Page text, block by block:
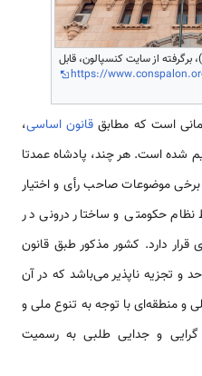
سیاست و حکومت در اسپانیا (1403)، برگرفته از سایت کنسپالون، قابل
https://
است که مطابق قانون اساسی،
شده است. هر چند، پادشاه عمدتا
موضوعات صاحب رأی و اختیار
نظام حکومتی و ساختار درونی در
دارد. کشور مذکور طبق قانون
1978 کشوری واحد و تجزیه ناپذیر می‌باشد که در آن
منطقه‌ای با توجه به تنوع ملی و
و جدایی طلبی به رسمیت